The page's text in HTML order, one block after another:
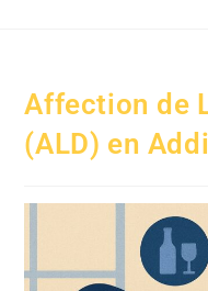
Affection de
(ALD) en